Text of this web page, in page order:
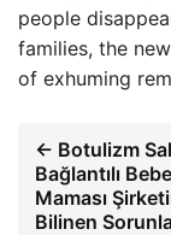
people
families, the
of exhuming
← Botulizm
Bağlantılı
Maması
Bilinen